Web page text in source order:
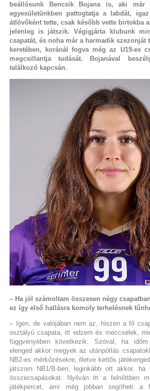
beállósunk Bencsik Bojana is, aki már
egyesületünkben pattogtatja a labdát,
átlövőként tette, csak később vette birtokba
jelenleg is játszik. Végigjárta klubunk
csapatát, és noha már a harmadik szezonját
keretében, koránál fogva még az U19-es
megcsillantja tudását. Bojanával
találkozó kapcsán.
– Ha jól számoltam összesen négy
ez így első hallásra komoly terhelésnek
– Igen, de valójában nem az, hiszen a fő
osztályú csapata, itt edzem és meccselek,
függvényében következik. Szóval, ha
elenged akkor megyek az utánpótlás
NB2-es mérkőzésekre, illetve kettős
játszom NB1/B-ben, leginkább ott akkor, ha
összecsapásokat. Nyilván itt a felnőttben
játékpercet, ami még jobban segítheti a